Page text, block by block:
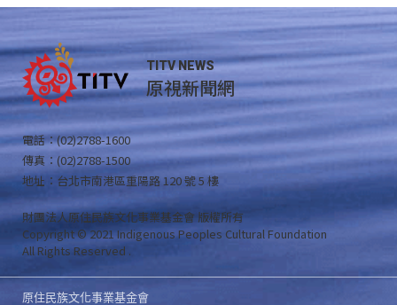
TITV NEWS
原視新聞網
電話：(02)2788-1600
傳真：(02)2788-1500
地址：台北市南港區重陽路 120 號 5 樓
財團法人原住民族文化事業基金會 版權所有
Copyright © 2021 Indigenous Peoples Cultural Foundation
All Rights Reserved .
原住民族文化事業基金會